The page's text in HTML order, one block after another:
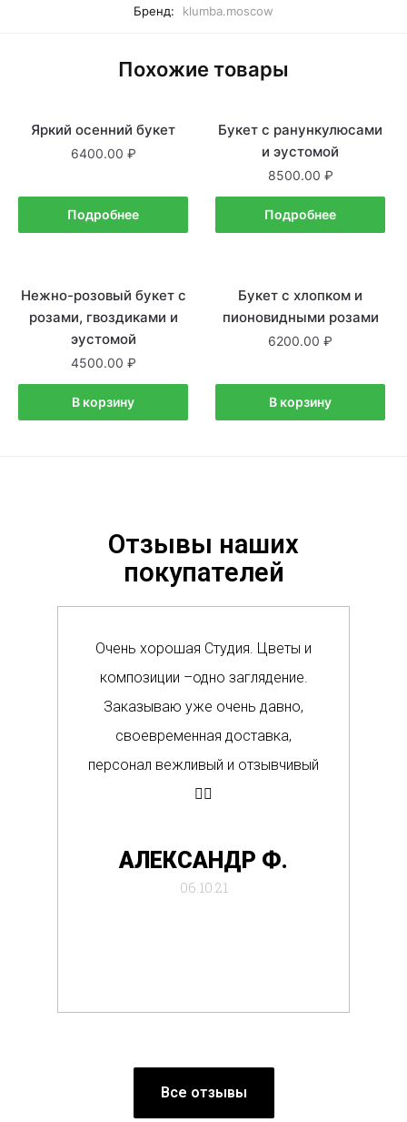
Бренд: klumba.moscow
Похожие товары
Нет в наличии
Яркий осенний букет
6400.00
Подробнее
Нет в наличии
Букет с ранункулюсами
и эустомой
8500.00
Подробнее
В наличии
Нежно-розовый букет с
розами, гвоздиками и
эустомой
4500.00
В корзину
В наличии
Букет с хлопком и
пионовидными розами
6200.00
В корзину
Отзывы наших
покупателей
Очень хорошая Студия. Цветы и
композиции –одно заглядение.
Заказываю уже очень давно,
своевременная доставка,
персонал вежливый и отзывчивый
👍🏼
АЛЕКСАНДР Ф.
06.10.21
Все отзывы